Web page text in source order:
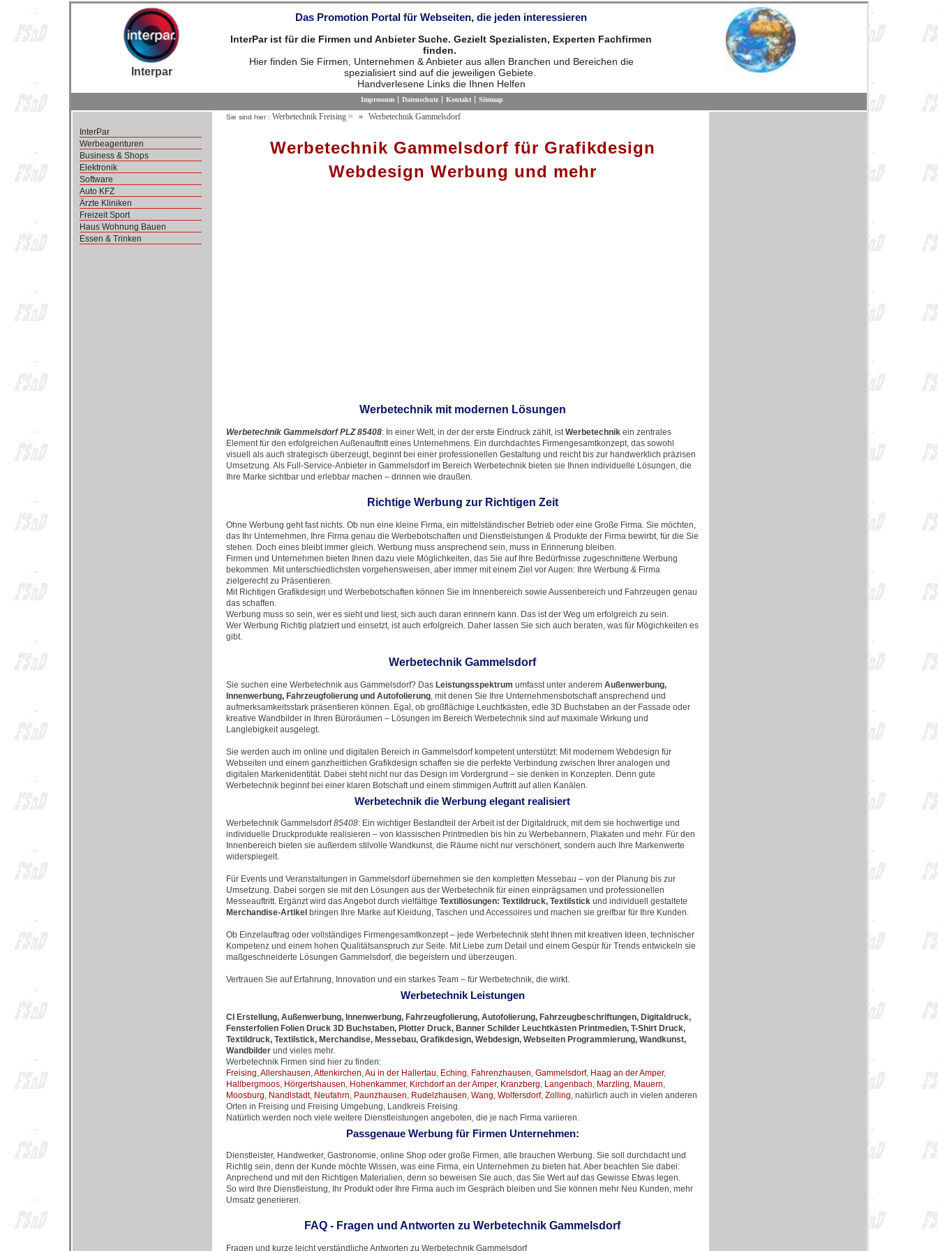
Interpar
Das Promotion Portal für Webseiten, die jeden interessieren
InterPar ist für die Firmen und Anbieter Suche. Gezielt Spezialisten, Experten Fachfirmen
finden.
Hier finden Sie Firmen, Unternehmen & Anbieter aus allen Branchen und Bereichen die
spezialisiert sind auf die jeweiligen Gebiete.
Handverlesene Links die Ihnen Helfen
Impressum Datenschutz Kontakt Sitemap
InterPar
Werbeagenturen
Business & Shops
Elektronik
Software
Auto KFZ
Ärzte Kliniken
Freizeit Sport
Haus Wohnung Bauen
Essen & Trinken
Sie sind hier : Werbetechnik Freising > Werbetechnik Gammelsdorf
Werbetechnik Gammelsdorf für Grafikdesign
Webdesign Werbung und mehr
Werbetechnik mit modernen Lösungen
Werbetechnik Gammelsdorf PLZ 85408: In einer Welt, in der der erste Eindruck zählt, istWerbetechnik ein zentrales
Element für den erfolgreichen Außenauftritt eines Unternehmens. Ein durchdachtes Firmengesamtkonzept, das sowohl
visuell als auch strategisch überzeugt, beginnt bei einer professionellen Gestaltung und reicht bis zur handwerklich präzisen
Umsetzung. Als Full-Service-Anbieter in Gammelsdorf im Bereich Werbetechnik bieten sie Ihnen individuelle Lösungen, die
Ihre Marke sichtbar und erlebbar machen – drinnen wie draußen.
Richtige Werbung zur Richtigen Zeit
Ohne Werbung geht fast nichts. Ob nun eine kleine Firma, ein mittelständischer Betrieb oder eine Große Firma. Sie möchten,
das Ihr Unternehmen, Ihre Firma genau die Werbebotschaften und Dienstleistungen & Produkte der Firma bewirbt, für die Sie
stehen. Doch eines bleibt immer gleich. Werbung muss ansprechend sein, muss in Erinnerung bleiben.
Firmen und Unternehmen bieten Ihnen dazu viele Möglichkeiten, das Sie auf Ihre Bedürfnisse zugeschnittene Werbung
bekommen. Mit unterschiedlichsten vorgehensweisen, aber immer mit einem Ziel vor Augen: Ihre Werbung & Firma
zielgerecht zu Präsentieren.
Mit Richtigen Grafikdesign und Werbebotschaften können Sie im Innenbereich sowie Aussenbereich und Fahrzeugen genau
das schaffen.
Werbung muss so sein, wer es sieht und liest, sich auch daran erinnern kann. Das ist der Weg um erfolgreich zu sein.
Wer Werbung Richtig platziert und einsetzt, ist auch erfolgreich. Daher lassen Sie sich auch beraten, was für Mögichkeiten es
gibt.
Werbetechnik Gammelsdorf
Sie suchen eine Werbetechnik aus Gammelsdorf? Das Leistungsspektrum umfasst unter anderem Außenwerbung,
Innenwerbung, Fahrzeugfolierung und Autofolierung, mit denen Sie Ihre Unternehmensbotschaft ansprechend und
aufmerksamkeitsstark präsentieren können. Egal, ob großflächige Leuchtkästen, edle 3D Buchstaben an der Fassade oder
kreative Wandbilder in Ihren Büroräumen – Lösungen im Bereich Werbetechnik sind auf maximale Wirkung und
Langlebigkeit ausgelegt.
Sie werden auch im online und digitalen Bereich in Gammelsdorf kompetent unterstützt: Mit modernem Webdesign für
Webseiten und einem ganzheitlichen Grafikdesign schaffen sie die perfekte Verbindung zwischen Ihrer analogen und
digitalen Markenidentität. Dabei steht nicht nur das Design im Vordergrund – sie denken in Konzepten. Denn gute
Werbetechnik beginnt bei einer klaren Botschaft und einem stimmigen Auftritt auf allen Kanälen.
Werbetechnik die Werbung elegant realisiert
Werbetechnik Gammelsdorf85408: Ein wichtiger Bestandteil der Arbeit ist der Digitaldruck, mit dem sie hochwertige und
individuelle Druckprodukte realisieren – von klassischen Printmedien bis hin zu Werbebannern, Plakaten und mehr. Für den
Innenbereich bieten sie außerdem stilvolle Wandkunst, die Räume nicht nur verschönert, sondern auch Ihre Markenwerte
widerspiegelt.
Für Events und Veranstaltungen in Gammelsdorf übernehmen sie den kompletten Messebau – von der Planung bis zur
Umsetzung. Dabei sorgen sie mit den Lösungen aus der Werbetechnik für einen einprägsamen und professionellen
Messeauftritt. Ergänzt wird das Angebot durch vielfältige Textillösungen: Textildruck, Textilstick und individuell gestaltete
Merchandise-Artikel bringen Ihre Marke auf Kleidung, Taschen und Accessoires und machen sie greifbar für Ihre Kunden.
Ob Einzelauftrag oder vollständiges Firmengesamtkonzept – jede Werbetechnik steht Ihnen mit kreativen Ideen, technischer
Kompetenz und einem hohen Qualitätsanspruch zur Seite. Mit Liebe zum Detail und einem Gespür für Trends entwickeln sie
maßgeschneiderte Lösungen Gammelsdorf, die begeistern und überzeugen.
Vertrauen Sie auf Erfahrung, Innovation und ein starkes Team – für Werbetechnik, die wirkt.
Werbetechnik Leistungen
CI Erstellung, Außenwerbung, Innenwerbung, Fahrzeugfolierung, Autofolierung, Fahrzeugbeschriftungen, Digitaldruck,
Fensterfolien Folien Druck 3D Buchstaben, Plotter Druck, Banner Schilder Leuchtkästen Printmedien, T-Shirt Druck,
Textildruck, Textilstick, Merchandise, Messebau, Grafikdesign, Webdesign, Webseiten Programmierung, Wandkunst,
Wandbilder und vieles mehr.
Werbetechnik Firmen sind hier zu finden:
Freising,Allershausen,Attenkirchen,Au in der Hallertau, Eching, Fahrenzhausen, Gammelsdorf, Haag an der Amper,
Hallbergmoos, Hörgertshausen, Hohenkammer, Kirchdorf an der Amper, Kranzberg, Langenbach, Marzling, Mauern,
Moosburg, Nandlstadt, Neufahrn, Paunzhausen, Rudelzhausen, Wang, Wolfersdorf, Zolling, natürlich auch in vielen anderen
Orten in Freising und Freising Umgebung, Landkreis Freising.
Natürlich werden noch viele weitere Dienstleistungen angeboten, die je nach Firma variieren.
Passgenaue Werbung für Firmen Unternehmen:
Dienstleister, Handwerker, Gastronomie, online Shop oder große Firmen, alle brauchen Werbung. Sie soll durchdacht und
Richtig sein, denn der Kunde möchte Wissen, was eine Firma, ein Unternehmen zu bieten hat. Aber beachten Sie dabei:
Anprechend und mit den Richtigen Materialien, denn so beweisen Sie auch, das Sie Wert auf das Gewisse Etwas legen.
So wird Ihre Dienstleistung, Ihr Produkt oder Ihre Firma auch im Gespräch bleiben und Sie können mehr Neu Kunden, mehr
Umsatz generieren.
FAQ - Fragen und Antworten zu Werbetechnik Gammelsdorf
Fragen und kurze leicht verständliche Antworten zu Werbetechnik Gammelsdorf